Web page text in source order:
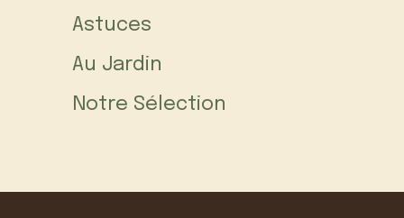
Astuces
Au Jardin
Notre Sélection